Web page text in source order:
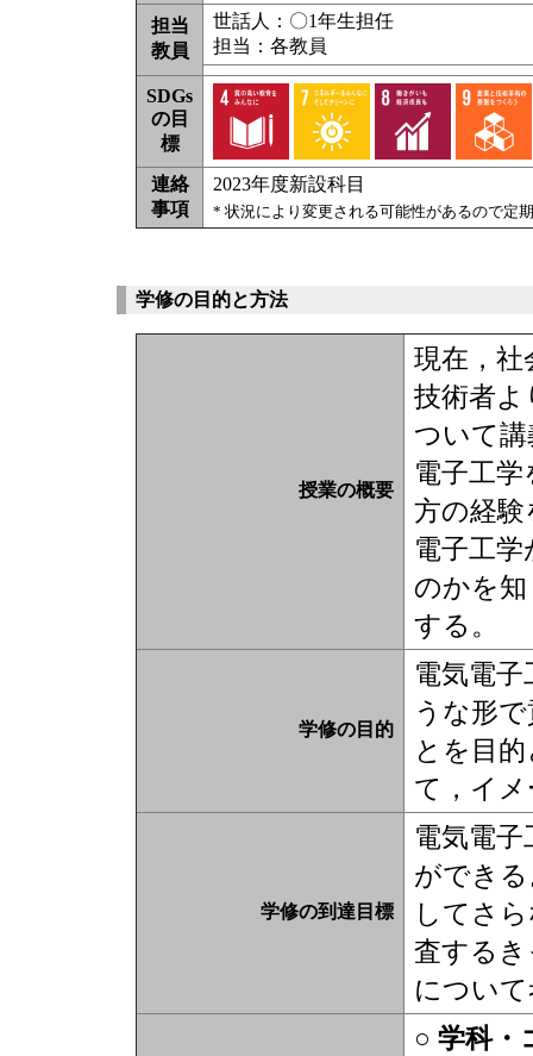
担当
教員
世話人：〇1年生担任
担当：各教員
SDGs
の目
標
連絡
事項
2023年度新設科目
* 状況により変更される可能性があるので定
学修の目的と方法
授業の概要
現在，社
技術者よ
ついて
電子工
方の経
電子工
のかを
する。
学修の目的
電気電
うな形
とを目
て，イ
学修の到達目標
電気電
ができ
してさ
査する
につい
○ 学科・